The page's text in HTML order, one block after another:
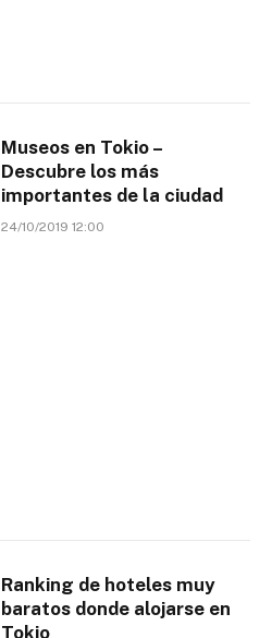
Museos en Tokio –
Descubre los más
importantes de la ciudad
24/10/2019 12:00
Ranking de hoteles muy
baratos donde alojarse en
Tokio